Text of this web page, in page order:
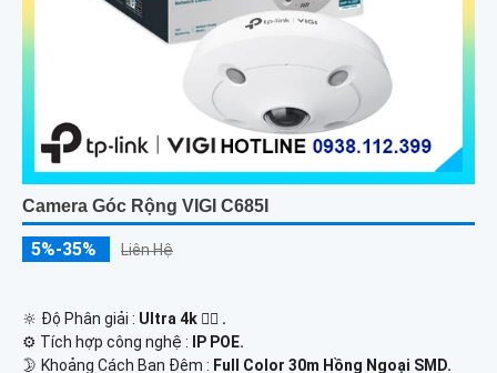
Camera Góc Rộng VIGI C685I
5%-35% Liên Hệ
🔆 Độ Phân giải : Ultra 4k 👍🏾 .
⚙ Tích hợp công nghệ :
IP POE.
🌛 Khoảng Cách Ban Đêm : Full Color 30m Hồng Ngoại SMD.